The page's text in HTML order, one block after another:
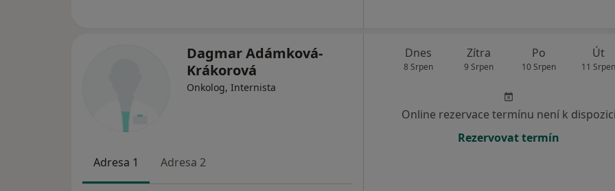
Dagmar Adámková-
Krákorová
Onkolog, Internista
Adresa 1 Adresa 2
Dnes
8 Srpen
Zítra
9 Srpen
Po
10 Srpen
Út
11 Srpen
Online rezervace termínu není k dispozici
Rezervovat termín